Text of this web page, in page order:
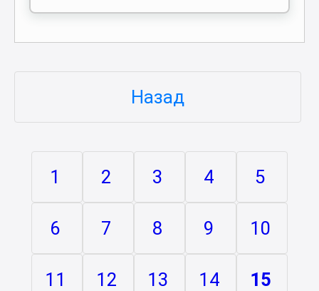
Назад
1 2 3 4 5
6 7 8 9 10
11 12 13 14 15